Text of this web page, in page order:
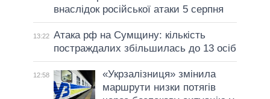
внаслідок російської атаки 5 серпня
13:22 Атака рф на Сумщину: кількість
постраждалих збільшилась до 13 осіб
12:58
«Укрзалізниця» змінила
маршрути низки потягів